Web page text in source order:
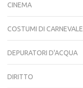
CINEMA
COSTUMI DI CARNEVALE
DEPURATORI D'ACQUA
DIRITTO